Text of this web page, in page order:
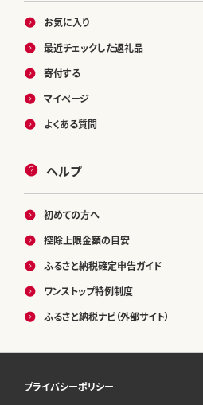
お気に入り
最近チェックした返礼品
寄付する
マイページ
よくある質問
ヘルプ
初めての方へ
控除上限金額の目安
ふるさと納税確定申告ガイド
ワンストップ特例制度
ふるさと納税ナビ（外部サイト）
プライバシーポリシー